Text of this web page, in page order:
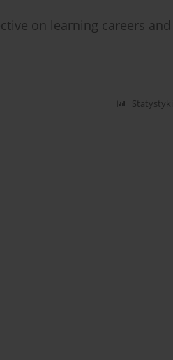
on learning careers and
Statystyki